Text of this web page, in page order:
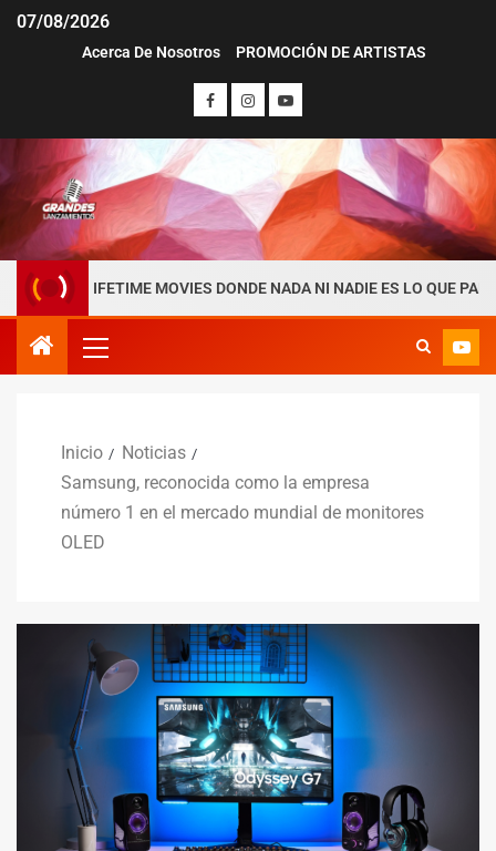
07/08/2026
Acerca De Nosotros PROMOCIÓN DE ARTISTAS
MOVIES DONDE NADA NI NADIE ES LO QUE PARECE
Inicio
Noticias
Samsung, reconocida como la empresa
número 1 en el mercado mundial de monitores
OLED